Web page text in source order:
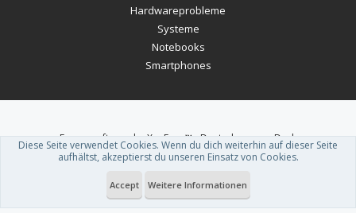
Hardwareprobleme
Systeme
Notebooks
Smartphones
Forum software by XenForo™-Deutsch von xenDach
Theme designed byThemeHouse .
Du betrachtest gerade: God of War Laufey: Faye bekommt ihr eigenes
Diese Seite verwendet Cookies. Wenn du dich weiterhin auf dieser Seite
aufhältst, akzeptierst du unseren Einsatz von Cookies.
Accept Weitere Informationen